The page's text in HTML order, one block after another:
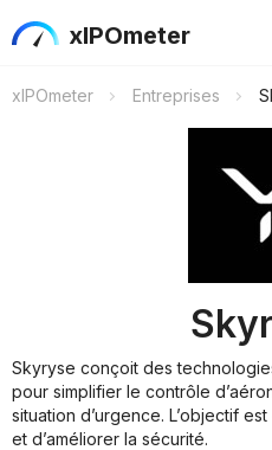
xIPOmeter
xIPOmeter Entreprises
Skyryse conçoit des
pour simplifier le contrôle
situation d’urgence. L’objectif
et d’améliorer la sécurité.